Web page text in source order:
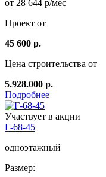
от 28 644 р/мес
Проект от
45 600 р.
Цена строительства от
5.928.000 р.
Подробнее
Участвует в акции
Г-68-45
одноэтажный
Размер: